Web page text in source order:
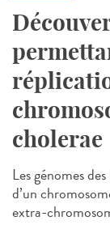
cholerae
Les génomes
d’un
extra-